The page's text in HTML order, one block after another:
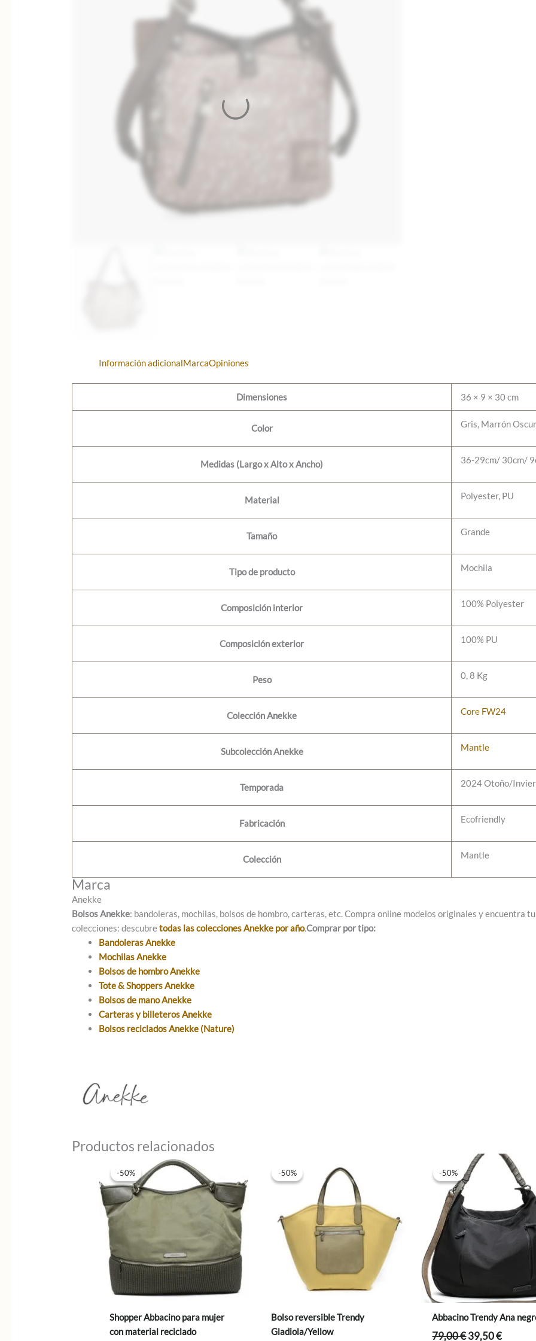
Información adicionalMarcaOpiniones
Dimensiones 36 × 9 × 30 cm
Color Gris, Marrón
Medidas (Largo x Alto x Ancho) 36-29cm/ 30cm/
Material Polyester, PU
Tamaño Grande
Tipo de producto Mochila
Composición interior 100% Polyester
Composición exterior 100% PU
Peso 0, 8 Kg
Colección Anekke Core FW24
Subcolección Anekke Mantle
Temporada 2024 Otoño/
Fabricación Ecofriendly
Colección Mantle
Marca
Anekke
Bolsos Anekke: bandoleras, mochilas, bolsos de hombro, carteras, etc. Compra online modelos originales y encuentra
colecciones: descubretodas las colecciones Anekke por año.Comprar por tipo:
Bandoleras Anekke
Mochilas Anekke
Bolsos de hombro Anekke
Tote & Shoppers Anekke
Bolsos de mano Anekke
Carteras y billeteros Anekke
Bolsos reciclados Anekke (Nature)
Productos relacionados
-50%
-50%
Shopper Abbacino para mujer
con material reciclado
-50%
-50%
Bolso reversible Trendy
Gladiola/Yellow
-50%
-50%
Abbacino Trendy Ana
79,00€El
39,50€El